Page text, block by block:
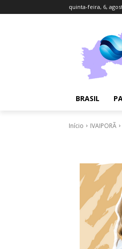
quinta-feira, 6,
BRASIL
Início IVAIPORÃ